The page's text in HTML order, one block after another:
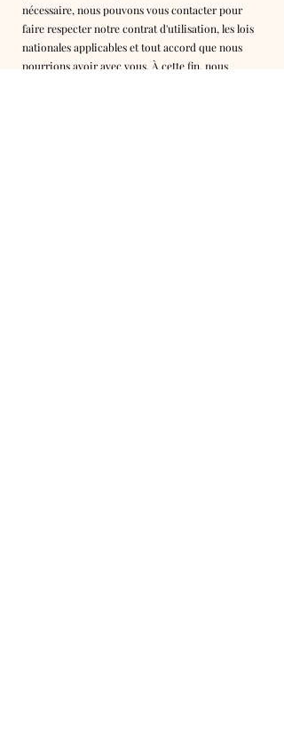
nécessaire, nous pouvons vous contacter pour
faire respecter notre contrat d'utilisation, les lois
nationales applicables et tout accord que nous
pourrions avoir avec vous. À cette fin, nous